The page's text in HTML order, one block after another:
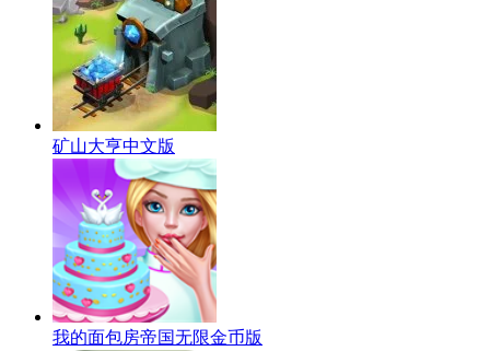
矿山大亨中文版
我的面包房帝国无限金币版